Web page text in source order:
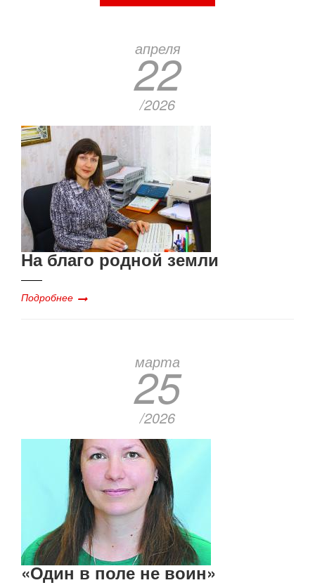
апреля
22
/2026
На благо родной земли
Подробнее
марта
25
/2026
«Один в поле не воин»